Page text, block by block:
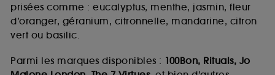
prisées comme : eucalyptus, menthe, jasmin, fleur
d’oranger, géranium, citronnelle, mandarine, citron
vert ou basilic.
Parmi les marques disponibles : 100Bon, Rituals, Jo